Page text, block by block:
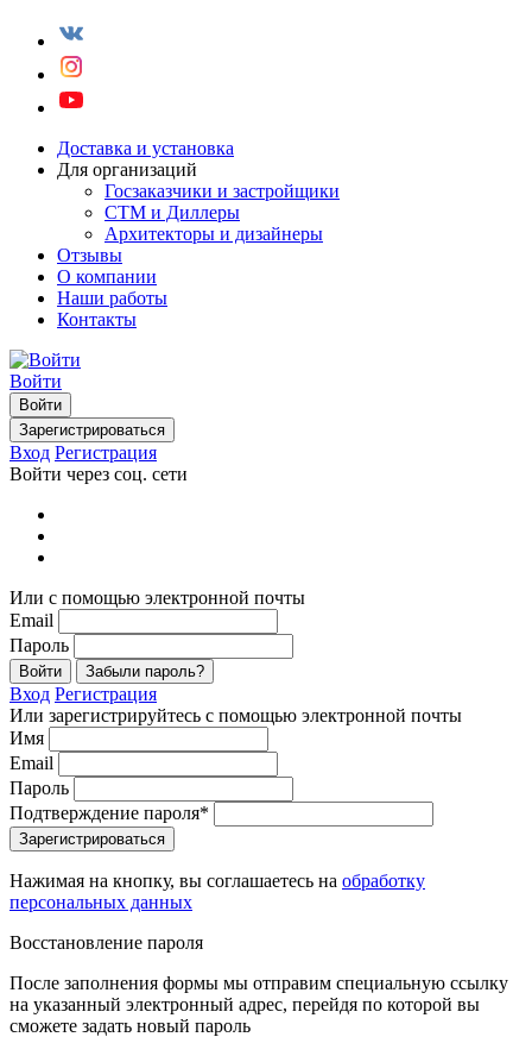
Доставка и установка
Для организаций
Госзаказчики и застройщики
СТМ и Диллеры
Архитекторы и дизайнеры
Отзывы
О компании
Наши работы
Контакты
Войти
Войти
Зарегистрироваться
Вход Регистрация
Войти через соц. сети
Или с помощью электронной почты
Email
Пароль
Войти Забыли пароль?
Вход Регистрация
Или зарегистрируйтесь с помощью электронной почты
Имя
Email
Пароль
Подтверждение пароля*
Зарегистрироваться
Нажимая на кнопку, вы соглашаетесь на обработку
персональных данных
Восстановление пароля
После заполнения формы мы отправим специальную ссылку
на указанный электронный адрес, перейдя по которой вы
сможете задать новый пароль